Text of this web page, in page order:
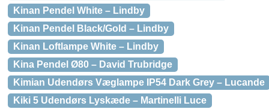
Kinan Pendel White – Lindby
Kinan Pendel Black/Gold – Lindby
Kinan Loftlampe White – Lindby
Kina Pendel Ø80 – David Trubridge
Kimian Udendørs Væglampe IP54 Dark Grey – Lucande
Kiki 5 Udendørs Lyskæde – Martinelli Luce